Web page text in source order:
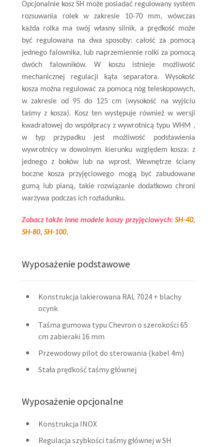
Opcjonalnie kosz SH może posiadać regulowany system
rozsuwania rolek w zakresie 10-70 mm, wówczas
każda rolka ma swój własny silnik, a prędkość może
być regulowana na dwa sposoby: całość za pomocą
jednego falownika, lub naprzemiennie rolki za pomocą
dwóch falowników. W koszu istnieje możliwość
mechanicznej regulacji kąta separatora. Wysokość
kosza można regulować za pomocą nóg teleskopowych,
w zakresie od 95 do 125 cm (wysokość na wyjściu
taśmy z kosza). Kosz ten występuje również w wersji
kwadratowej do współpracy z wywrotnicą typu WHM ,
w typ przypadku jest możliwość podstawienia
wywrotnicy w dowolnym kierunku względem kosza: z
jednego z boków lub na wprost. Wewnętrze ściany
boczne kosza przyjęciowego mogą być zabudowane
gumą lub pianą, takie rozwiązanie dodatkowo chroni
warzywa podczas ich rozładunku.
Zobacz także inne modele koszy przyjęciowych: SH-40,
SH-80, SH-100.
Wyposażenie podstawowe
Konstrukcja lakierowana RAL 7024 + blachy
ocynk
Taśma gumowa typu Chevron o szerokości 65
cm zabieraki 16 mm
Przewodowy pilot do sterowania (kabel 4m)
Stała prędkość taśmy głównej
Wyposażenie opcjonalne
Konstrukcja INOX
Regulacja szybkości taśmy głównej w SH